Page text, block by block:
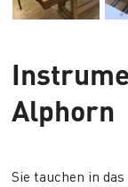
Alphorn
Sie tauchen in